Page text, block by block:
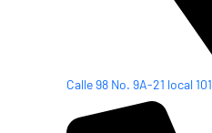
Calle 98 No. 9A-21 local 101